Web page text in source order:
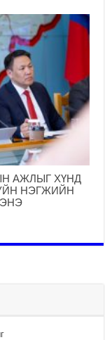
АЖЛЫГ ХҮНД
НЭГЖИЙН